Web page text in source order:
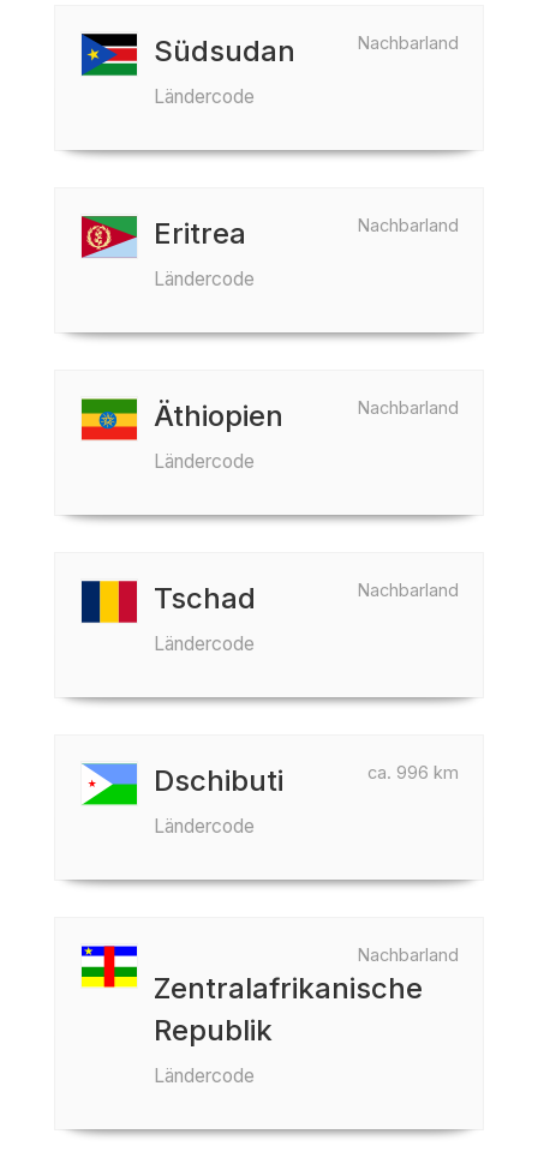
Nachbarland
Südsudan
Ländercode
Nachbarland
Eritrea
Ländercode
Nachbarland
Äthiopien
Ländercode
Nachbarland
Tschad
Ländercode
ca. 996 km
Dschibuti
Ländercode
Nachbarland
Zentralafrikanische
Republik
Ländercode